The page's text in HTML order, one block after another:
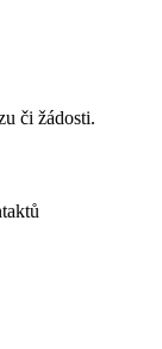
či žádosti.